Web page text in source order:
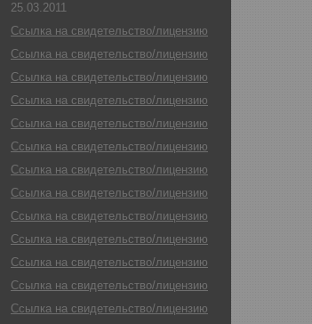
25.03.2011
Ссылка на свидетельство/лицензию
Ссылка на свидетельство/лицензию
Ссылка на свидетельство/лицензию
Ссылка на свидетельство/лицензию
Ссылка на свидетельство/лицензию
Ссылка на свидетельство/лицензию
Ссылка на свидетельство/лицензию
Ссылка на свидетельство/лицензию
Ссылка на свидетельство/лицензию
Ссылка на свидетельство/лицензию
Ссылка на свидетельство/лицензию
Ссылка на свидетельство/лицензию
Ссылка на свидетельство/лицензию